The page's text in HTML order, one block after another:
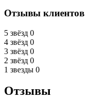
Отзывы клиентов
5 звёзд 0
4 звёзд 0
3 звёзд 0
2 звёзд 0
1 звезды 0
Отзывы